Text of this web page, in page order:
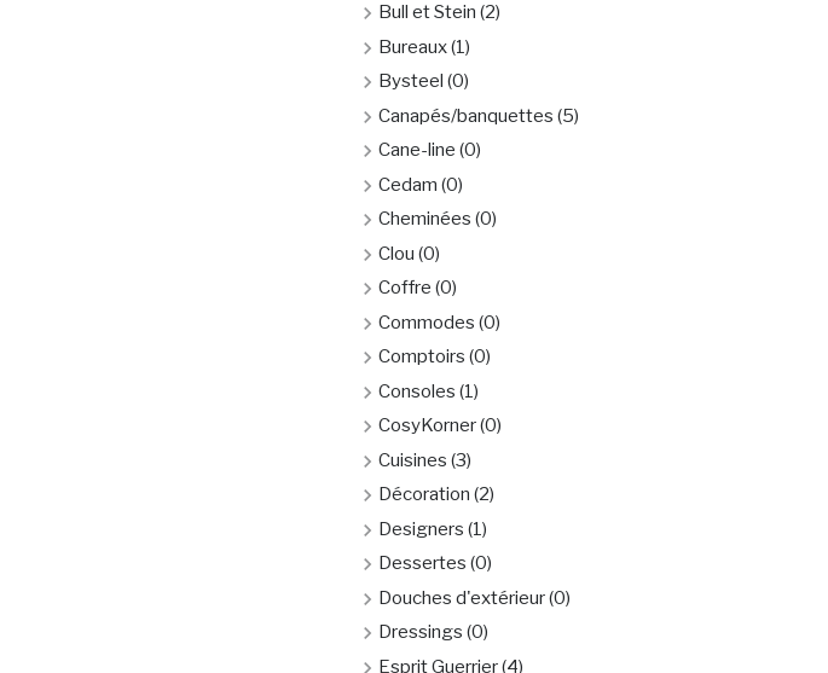
Bull et Stein (2)
Bureaux(1)
Bysteel (0)
Canapés/banquettes (5)
Cane-line (0)
Cedam (0)
Cheminées (0)
Clou (0)
Coffre (0)
Commodes (0)
Comptoirs (0)
Consoles (1)
CosyKorner(0)
Cuisines (3)
Décoration (2)
Designers (1)
Dessertes (0)
Douches d'extérieur(0)
Dressings (0)
Esprit Guerrier(4)